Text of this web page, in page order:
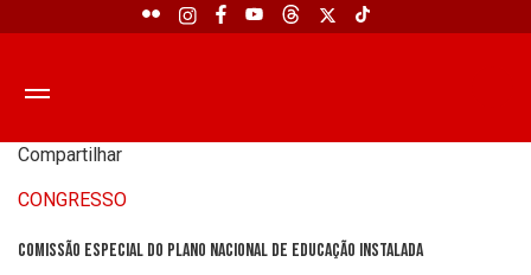
Compartilhar
CONGRESSO
Comissão Especial do Plano Nacional de Educação instalada